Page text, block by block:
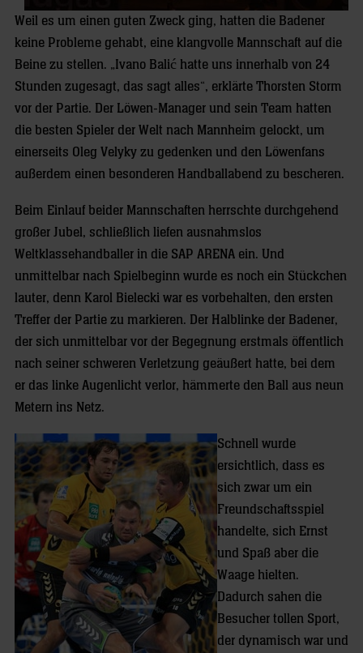
Weil es um einen guten Zweck ging, hatten die Badener
keine Probleme gehabt, eine klangvolle Mannschaft auf die
Beine zu stellen. „Ivano Balić hatte uns innerhalb von 24
Stunden zugesagt, das sagt alles“, erklärte Thorsten Storm
vor der Partie. Der Löwen-Manager und sein Team hatten
die besten Spieler der Welt nach Mannheim gelockt, um
einerseits Oleg Velyky zu gedenken und den Löwenfans
außerdem einen besonderen Handballabend zu bescheren.
Beim Einlauf beider Mannschaften herrschte durchgehend
großer Jubel, schließlich liefen ausnahmslos
Weltklassehandballer in die SAP ARENA ein. Und
unmittelbar nach Spielbeginn wurde es noch ein Stückchen
lauter, denn Karol Bielecki war es vorbehalten, den ersten
Treffer der Partie zu markieren. Der Halblinke der Badener,
der sich unmittelbar vor der Begegnung erstmals öffentlich
nach seiner schweren Verletzung geäußert hatte, bei dem
er das linke Augenlicht verlor, hämmerte den Ball aus neun
Metern ins Netz.
Schnell wurde
ersichtlich, dass es
sich zwar um ein
Freundschaftsspiel
handelte, sich Ernst
und Spaß aber die
Waage hielten.
Dadurch sahen die
Besucher tollen Sport,
der dynamisch war und